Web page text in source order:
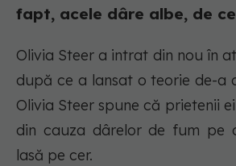
fapt, acele dâre albe, de
Olivia Steer a intrat din nou în
după ce a lansat o teorie de-a
Olivia Steer spune că prietenii
din cauza dârelor de fum pe
lasă pe cer.